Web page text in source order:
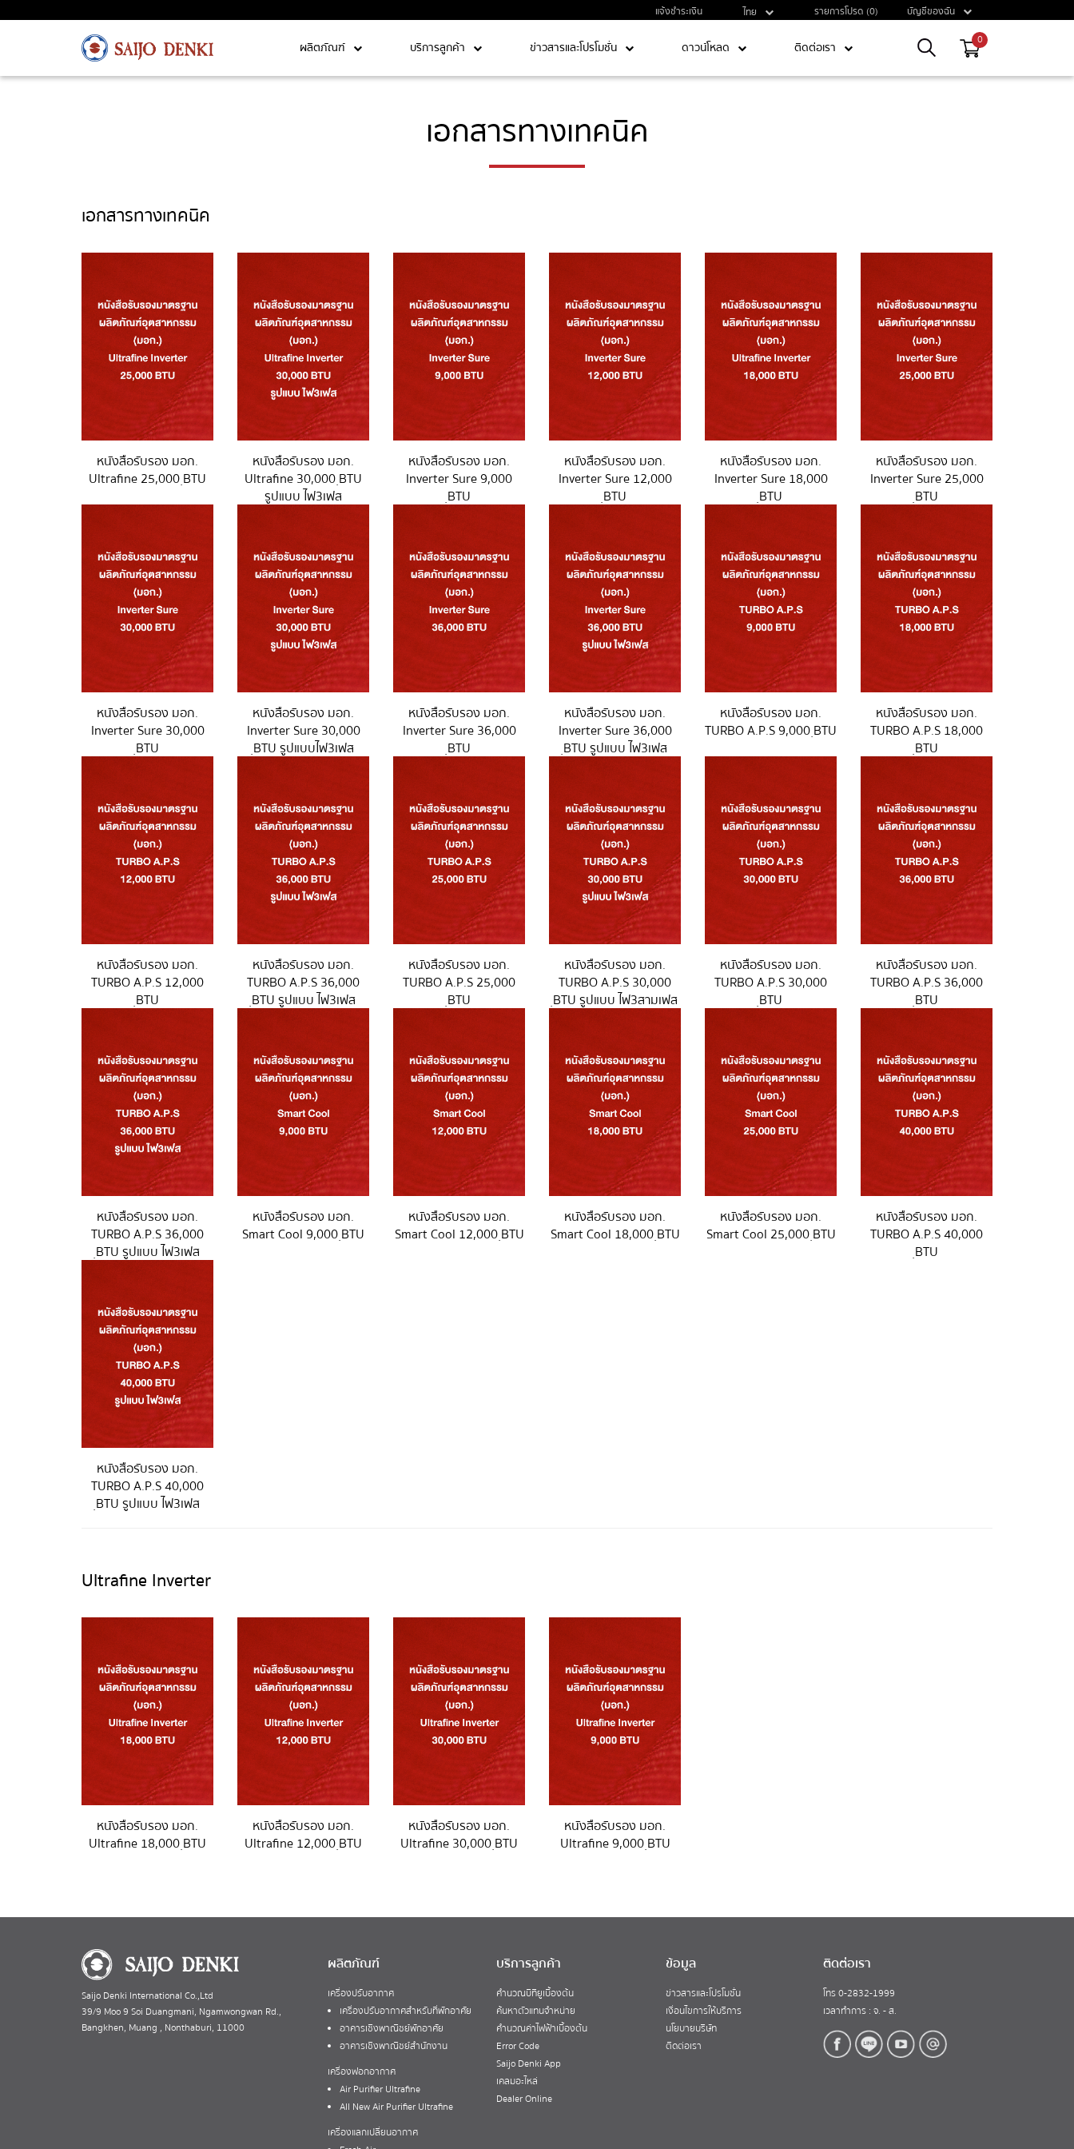
บัญชีของฉัน
รายการโปรด (0)
ไทย
แจ้งชำระเงิน
ผลิตภัณฑ์ บริการลูกค้า ข่าวสารและโปรโมชั่น ดาวน์โหลด ติดต่อเรา 0
เอกสารทางเทคนิค
เอกสารทางเทคนิค
หนังสือรับรอง มอก.
Ultrafine 25,000 ฺBTU
หนังสือรับรอง มอก.
Ultrafine 30,000 ฺBTU
รูปแบบ ไฟ3เฟส
หนังสือรับรอง มอก.
Inverter Sure 9,000
ฺBTU
หนังสือรับรอง มอก.
Inverter Sure 12,000
ฺBTU
หนังสือรับรอง มอก.
Inverter Sure 18,000
ฺBTU
หนังสือรับรอง มอก.
Inverter Sure 25,000
ฺBTU
หนังสือรับรอง มอก.
Inverter Sure 30,000
ฺBTU
หนังสือรับรอง มอก.
Inverter Sure 30,000
ฺBTU รูปแบบไฟ3เฟส
หนังสือรับรอง มอก.
Inverter Sure 36,000
ฺBTU
หนังสือรับรอง มอก.
Inverter Sure 36,000
ฺBTU รูปแบบ ไฟ3เฟส
หนังสือรับรอง มอก.
TURBO A.P.S 9,000 ฺBTU
หนังสือรับรอง มอก.
TURBO A.P.S 18,000
ฺBTU
หนังสือรับรอง มอก.
TURBO A.P.S 12,000
ฺBTU
หนังสือรับรอง มอก.
TURBO A.P.S 36,000
ฺBTU รูปแบบ ไฟ3เฟส
หนังสือรับรอง มอก.
TURBO A.P.S 25,000
ฺBTU
หนังสือรับรอง มอก.
TURBO A.P.S 30,000
ฺBTU รูปแบบ ไฟ3สามเฟส
หนังสือรับรอง มอก.
TURBO A.P.S 30,000
ฺBTU
หนังสือรับรอง มอก.
TURBO A.P.S 36,000
ฺBTU
หนังสือรับรอง มอก.
TURBO A.P.S 36,000
ฺBTU รูปแบบ ไฟ3เฟส
หนังสือรับรอง มอก.
Smart Cool 9,000 ฺBTU
หนังสือรับรอง มอก.
Smart Cool 12,000 ฺBTU
หนังสือรับรอง มอก.
Smart Cool 18,000 ฺBTU
หนังสือรับรอง มอก.
Smart Cool 25,000 ฺBTU
หนังสือรับรอง มอก.
TURBO A.P.S 40,000
ฺBTU
หนังสือรับรอง มอก.
TURBO A.P.S 40,000
ฺBTU รูปแบบ ไฟ3เฟส
Ultrafine Inverter
หนังสือรับรอง มอก.
Ultrafine 18,000 ฺBTU
หนังสือรับรอง มอก.
Ultrafine 12,000 ฺBTU
หนังสือรับรอง มอก.
Ultrafine 30,000 ฺBTU
หนังสือรับรอง มอก.
Ultrafine 9,000 ฺBTU
Saijo Denki International Co.,Ltd
39/9 Moo 9 Soi Duangmani, Ngamwongwan Rd.,
Bangkhen, Muang , Nonthaburi, 11000
ผลิตภัณฑ์
เครื่องปรับอากาศ
เครื่องปรับอากาศสำหรับที่พักอาศัย
อาคารเชิงพาณิชย์พักอาศัย
อาคารเชิงพาณิชย์สำนักงาน
เครื่องฟอกอากาศ
Air Purifier Ultrafine
All New Air Purifier Ultrafine
เครื่องแลกเปลี่ยนอากาศ
บริการลูกค้า
คำนวณบีทียูเบื้องต้น
ค้นหาตัวแทนจำหน่าย
คำนวณค่าไฟฟ้าเบื้องต้น
Error Code
Saijo Denki App
เคลมอะไหล่
Dealer Online
ข้อมูล
ข่าวสารและโปรโมชั่น
เงื่อนไขการให้บริการ
นโยบายบริษัท
ติดต่อเรา
ติดต่อเรา
โทร 0-2832-1999
เวลาทำการ : จ. - ส.